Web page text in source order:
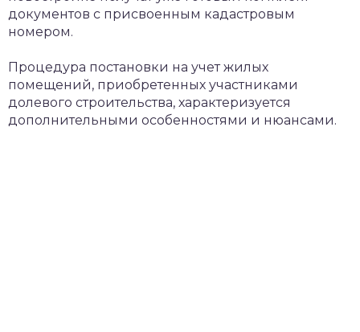
документов с присвоенным кадастровым
номером.
Процедура постановки на учет жилых
помещений, приобретенных участниками
долевого строительства, характеризуется
дополнительными особенностями и нюансами.